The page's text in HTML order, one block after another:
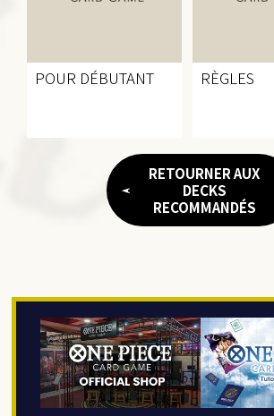
POUR DÉBUTANT RÈGLES
RETOURNER AUX
DECKS
RECOMMANDÉS